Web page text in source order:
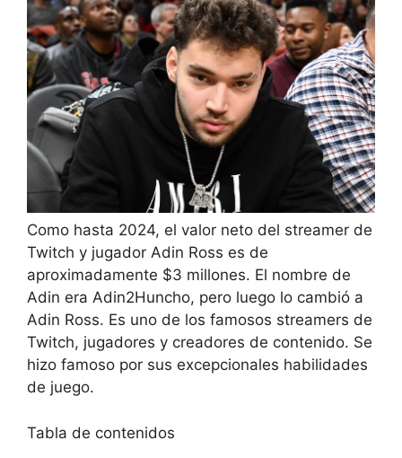
Como hasta 2024, el valor neto del streamer de
Twitch y jugador Adin Ross es de
aproximadamente $3 millones. El nombre de
Adin era Adin2Huncho, pero luego lo cambió a
Adin Ross. Es uno de los famosos streamers de
Twitch, jugadores y creadores de contenido. Se
hizo famoso por sus excepcionales habilidades
de juego.
Tabla de contenidos